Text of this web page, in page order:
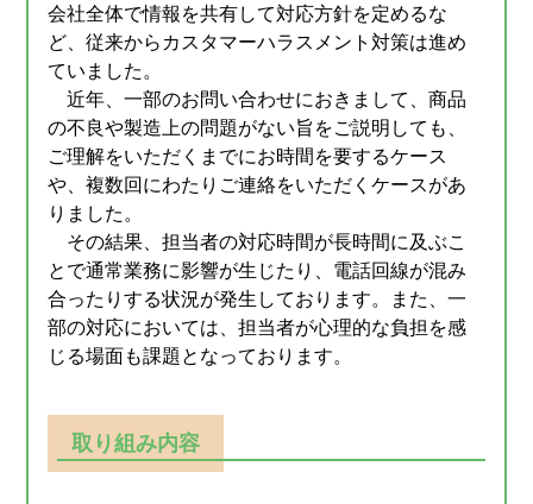
会社全体で情報を共有して対応方針を定めるな
ど、従来からカスタマーハラスメント対策は進め
ていました。
近年、一部のお問い合わせにおきまして、商品
の不良や製造上の問題がない旨をご説明しても、
ご理解をいただくまでにお時間を要するケース
や、複数回にわたりご連絡をいただくケースがあ
りました。
その結果、担当者の対応時間が長時間に及ぶこ
とで通常業務に影響が生じたり、電話回線が混み
合ったりする状況が発生しております。また、一
部の対応においては、担当者が心理的な負担を感
じる場面も課題となっております。
取り組み内容